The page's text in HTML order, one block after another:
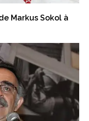
Markus Sokol à